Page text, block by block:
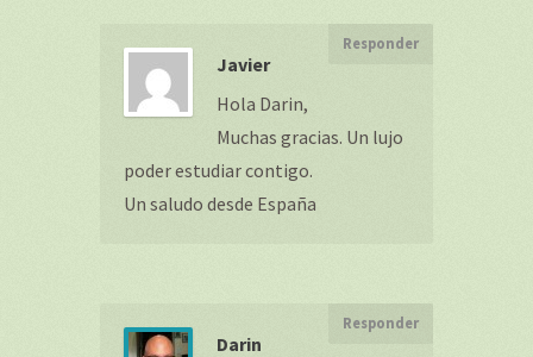
Javier
Responder
Hola Darin,
Muchas gracias. Un lujo
poder estudiar contigo.
Un saludo desde España
Darin
Responder